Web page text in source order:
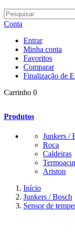
Conta
Entrar
Minha conta
Favoritos
Comparar
Finalização de
Carrinho 0
Produtos
Junkers /
Roca
Caldeiras
Ariston
Início
Junkers / Bosch
Sensor de